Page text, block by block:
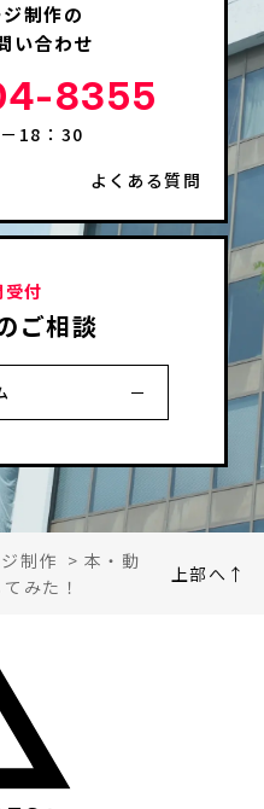
制作の
い合わせ
8355
18：30
よくある質問
付
ご相談
制作 > 本・動
みた！
上部へ↑